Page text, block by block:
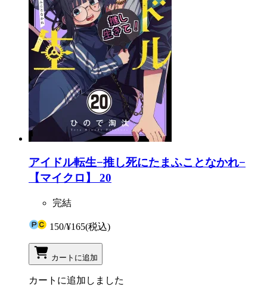
アイドル転生−推し死にたまふことなかれ−
【マイクロ】 20
完結
150/¥165(税込)
カートに追加
カートに追加しました